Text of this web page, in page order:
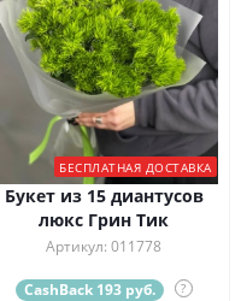
БЕСПЛАТНАЯ ДОСТАВКА
Букет из 15 диантусов
люкс Грин Тик
Артикул: 011778
CashBack 193 руб. ?